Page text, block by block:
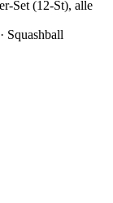
Set (12-St), alle
Squashball